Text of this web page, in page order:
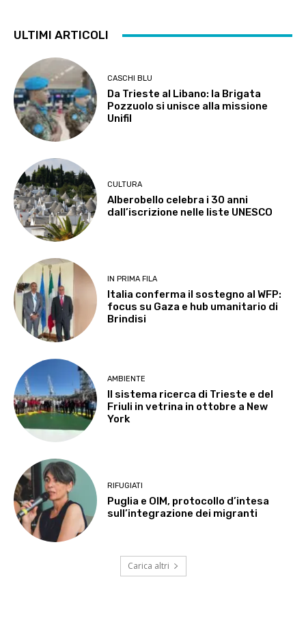
ULTIMI ARTICOLI
CASCHI BLU
Da Trieste al Libano: la Brigata
Pozzuolo si unisce alla missione
Unifil
CULTURA
Alberobello celebra i 30 anni
dall’iscrizione nelle liste UNESCO
IN PRIMA FILA
Italia conferma il sostegno al WFP:
focus su Gaza e hub umanitario di
Brindisi
AMBIENTE
Il sistema ricerca di Trieste e del
Friuli in vetrina in ottobre a New
York
RIFUGIATI
Puglia e OIM, protocollo d’intesa
sull’integrazione dei migranti
Carica altri